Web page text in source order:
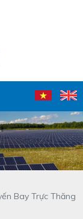
Bay Trực Thăng